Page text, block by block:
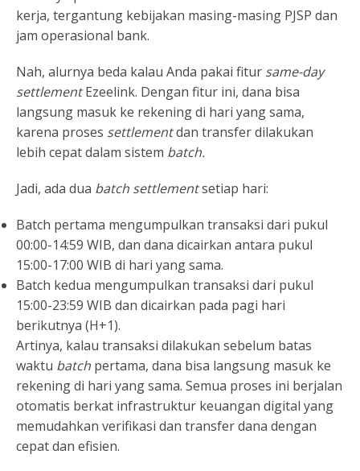
kerja, tergantung kebijakan masing-masing PJSP dan
jam operasional bank.
Nah, alurnya beda kalau Anda pakai fitur same-day
settlementEzeelink. Dengan fitur ini, dana bisa
langsung masuk ke rekening di hari yang sama,
karena proses settlementdan transfer dilakukan
lebih cepat dalam sistem batch.
Jadi, ada dua batch settlementsetiap hari:
Batch pertama mengumpulkan transaksi dari pukul
00:00-14:59 WIB, dan dana dicairkan antara pukul
15:00-17:00 WIB di hari yang sama.
Batch kedua mengumpulkan transaksi dari pukul
15:00-23:59 WIB dan dicairkan pada pagi hari
berikutnya (H+1).
Artinya, kalau transaksi dilakukan sebelum batas
waktu batch pertama, dana bisa langsung masuk ke
rekening di hari yang sama. Semua proses ini berjalan
otomatis berkat infrastruktur keuangan digital yang
memudahkan verifikasi dan transfer dana dengan
cepat dan efisien.